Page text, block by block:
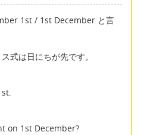
1st / 1st December と言
式は日にちが先です。
on 1st December?